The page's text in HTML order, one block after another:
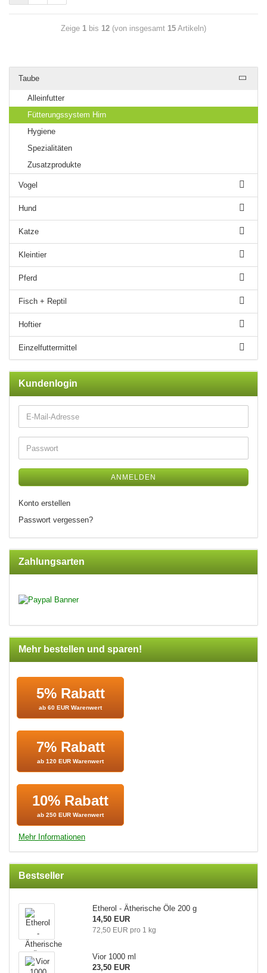
Zeige 1 bis 12 (von insgesamt 15 Artikeln)
Taube
Alleinfutter
Fütterungssystem Hirn
Hygiene
Spezialitäten
Zusatzprodukte
Vogel
Hund
Katze
Kleintier
Pferd
Fisch + Reptil
Hoftier
Einzelfuttermittel
Kundenlogin
ANMELDEN
Konto erstellen
Passwort vergessen?
Zahlungsarten
Mehr bestellen und sparen!
5% Rabatt
ab 60 EUR Warenwert
7% Rabatt
ab 120 EUR Warenwert
10% Rabatt
ab 250 EUR Warenwert
Mehr Informationen
Bestseller
Et­he­rol - Äthe­ri­sche Öle 200 g
14,50 EUR
72,50 EUR pro 1 kg
Vior 1000 ml
23,50 EUR